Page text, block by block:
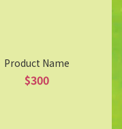
Product Name
$300